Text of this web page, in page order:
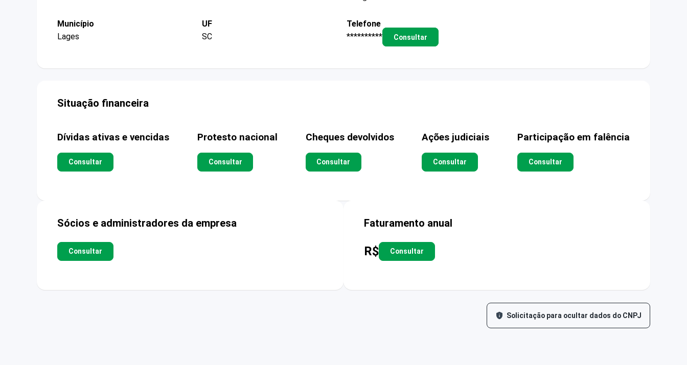
Município
Lages
UF
SC
Telefone
**********
Consultar
Situação financeira
Dívidas ativas e vencidas
Consultar
Protesto nacional
Consultar
Cheques devolvidos
Consultar
Ações judiciais
Consultar
Participação em falência
Consultar
Sócios e administradores da empresa
Consultar
Faturamento anual
R$ Consultar
Solicitação para ocultar dados do CNPJ